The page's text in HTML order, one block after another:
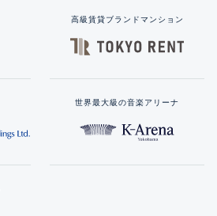
高級賃貸ブランドマンション
世界最大級の音楽アリーナ